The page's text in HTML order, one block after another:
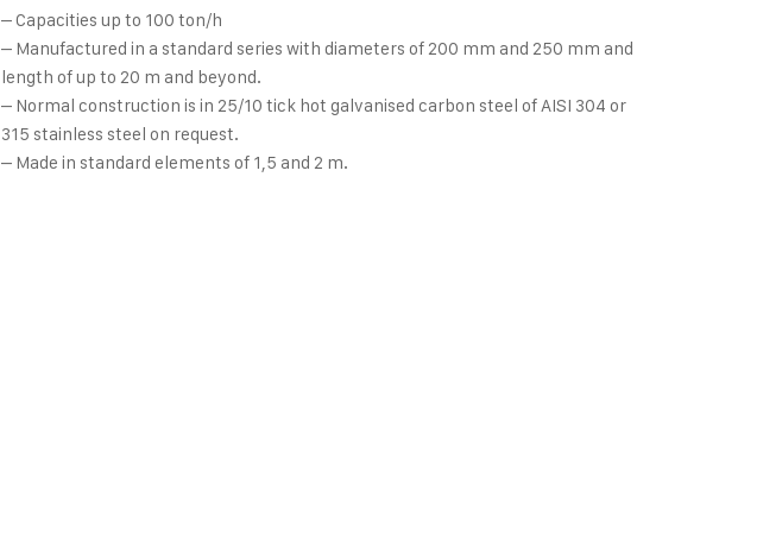
– Capacities up to 100 ton/h
– Manufactured in a standard series with diameters of 200 mm and 250 mm and
length of up to 20 m and beyond.
– Normal construction is in 25/10 tick hot galvanised carbon steel of AISI 304 or
315 stainless steel on request.
– Made in standard elements of 1,5 and 2 m.